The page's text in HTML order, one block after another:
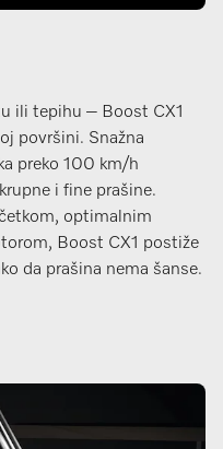
ili tepihu – Boost CX1
površini. Snažna
preko 100 km/h
i fine prašine.
optimalnim
Boost CX1 postiže
da prašina nema šanse.